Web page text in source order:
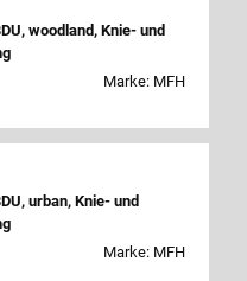
woodland, Knie- und
Marke: MFH
urban, Knie- und
Marke: MFH